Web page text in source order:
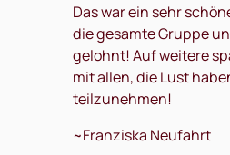
Das war ein sehr
die gesamte Gruppe
gelohnt! Auf weitere
mit allen, die Lust
teilzunehmen!
~Franziska Neufahrt